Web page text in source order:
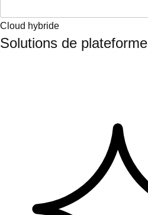
Cloud hybride
Solutions de plateforme